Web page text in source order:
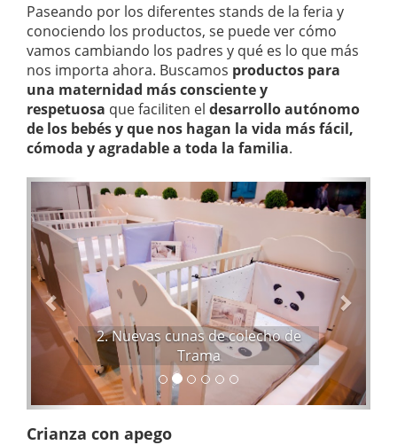
Paseando por los diferentes stands de la feria y
conociendo los productos, se puede ver cómo
vamos cambiando los padres y qué es lo que más
nos importa ahora. Buscamos productos para
una maternidad más consciente y
respetuosa que faciliten el desarrollo autónomo
de los bebés y que nos hagan la vida más fácil,
cómoda y agradable a toda la familia.
2. Nuevas cunas de colecho de
Trama
A
n
t
e
r
o
r
S
i
g
i
e
n
e
Crianza con apego